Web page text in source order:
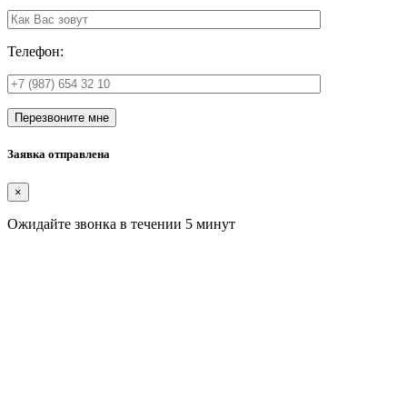
Телефон:
Перезвоните мне
Заявка отправлена
×
Ожидайте звонка в течении 5 минут